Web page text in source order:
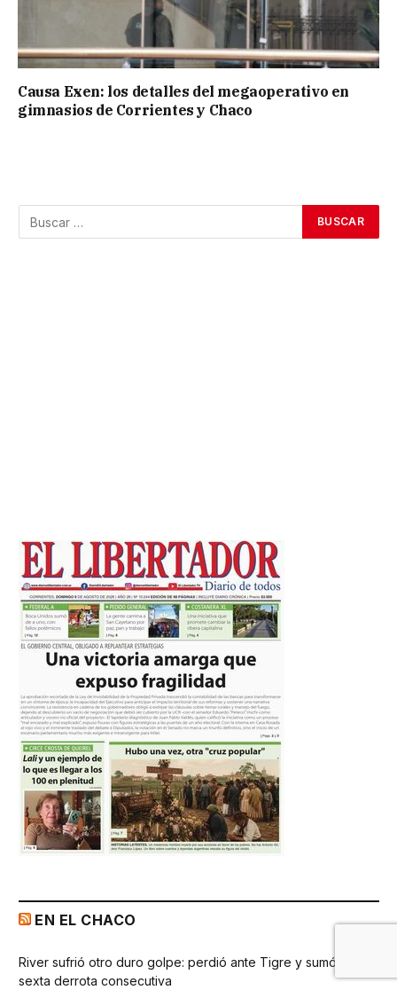
Causa Exen: los detalles del megaoperativo en
gimnasios de Corrientes y Chaco
EN EL CHACO
River sufrió otro duro golpe: perdió ante Tigre y sumó la
sexta derrota consecutiva